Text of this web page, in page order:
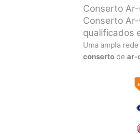
Conserto
Conserto
qualificados
Uma ampla
conserto dear-